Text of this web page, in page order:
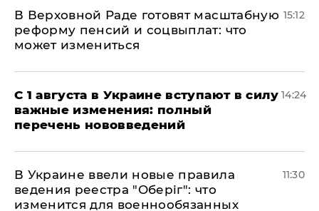
В Верховной Раде готовят масштабную
реформу пенсий и соцвыплат: что
может измениться
15:12
С 1 августа в Украине вступают в силу
важные изменения: полный
перечень нововведений
14:24
В Украине ввели новые правила
ведения реестра "Оберіг": что
изменится для военнообязанных
11:30